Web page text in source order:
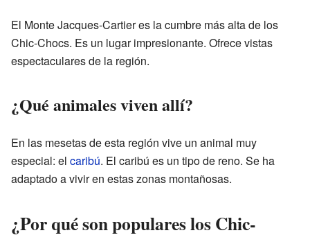
El Monte Jacques-Cartier es la cumbre más alta de los
Chic-Chocs. Es un lugar impresionante. Ofrece vistas
espectaculares de la región.
¿Qué animales viven allí?
En las mesetas de esta región vive un animal muy
especial: el caribú. El caribú es un tipo de reno. Se ha
adaptado a vivir en estas zonas montañosas.
¿Por qué son populares los Chic-